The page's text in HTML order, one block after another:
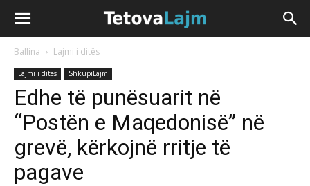
Ballina Lajmi i ditës
Lajmi i ditës ShkupiLajm
Edhe të punësuarit në
“Postën e Maqedonisë” në
grevë, kërkojnë rritje të
pagave